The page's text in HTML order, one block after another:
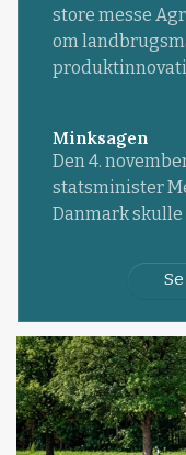
store messe
om
Minksagen
Den 4.
statsminister
Danmark skulle